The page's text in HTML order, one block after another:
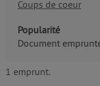
Coups de coeur
Popularité
Document
1 emprunt.